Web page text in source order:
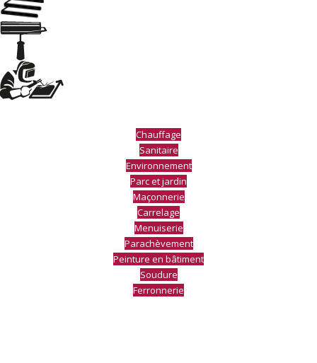
Chauffage
Sanitaire
Environnement
Parc et jardin
Maçonnerie
Carrelage
Menuiserie
Parachèvement
Peinture en bâtiment
Soudure
Ferronnerie